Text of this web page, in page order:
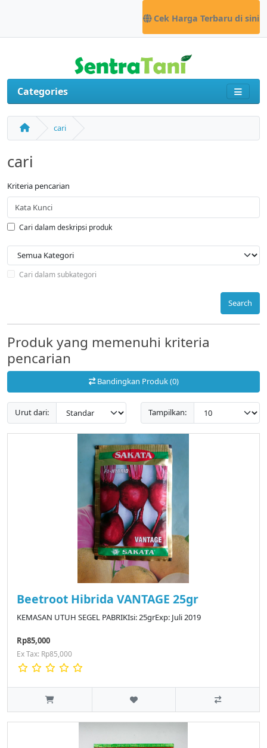
Cek Harga Terbaru di sini
Categories
cari
cari
Kriteria pencarian
Cari dalam deskripsi produk
Cari dalam subkategori
Search
Produk yang memenuhi kriteria
pencarian
Bandingkan Produk (0)
Urut dari: Tampilkan:
Beetroot Hibrida VANTAGE 25gr
KEMASAN UTUH SEGEL PABRIKIsi: 25grExp: Juli 2019
Rp85,000
Ex Tax: Rp85,000